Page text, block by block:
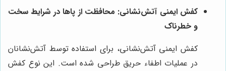
کفش ایمنی آتش‌نشانی: محافظت از پاها در شرایط سخت
و خطرناک
کفش ایمنی آتش‌نشانی، برای استفاده توسط آتش‌نشانان
در عملیات اطفاء حریق طراحی شده است. این نوع کفش